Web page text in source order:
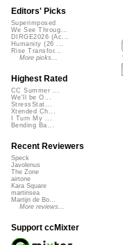
Editors' Picks
Superimposed
We See Throug...
DIRGE2026 (Ac...
Humanity (26 ...
Rise Transfor...
More picks...
Highest Rated
CC Summer ...
We'll be O...
StressStat...
Xtended Ch...
I Turn My ...
Bending Ba...
Recent Reviewers
Speck
Javolenus
The Zone
airtone
Kara Square
martinsea
Martijn de Bo...
More reviews...
Support ccMixter